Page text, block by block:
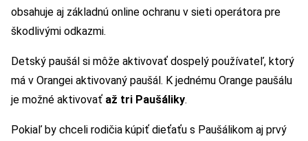
obsahuje aj základnú online ochranu v sieti operátora pre
škodlivými odkazmi.
Detský paušál si môže aktivovať dospelý používateľ, ktorý
má v Orangei aktivovaný paušál. K jednému Orange paušálu
je možné aktivovať až tri Paušáliky.
Pokiaľ by chceli rodičia kúpiť dieťaťu s Paušálikom aj prvý